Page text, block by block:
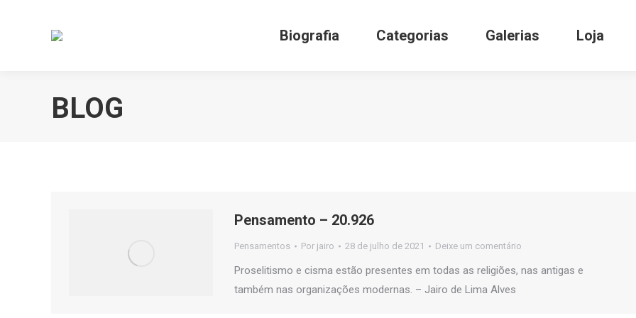
Biografia Categorias Galerias Loja
BLOG
Pensamento – 20.926
Pensamentos Por jairo 28 de julho de 2021 Deixe um comentário
Proselitismo e cisma estão presentes em todas as religiões, nas antigas e
também nas organizações modernas. – Jairo de Lima Alves